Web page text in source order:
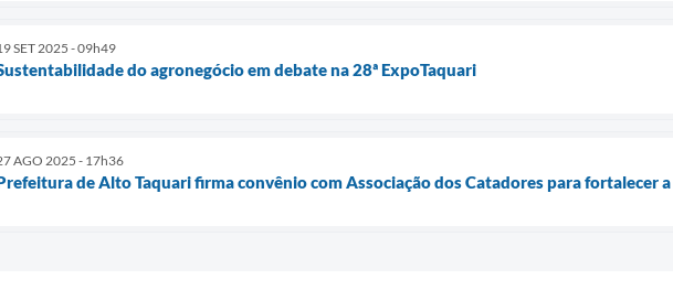
SET 2025 - 09h49
do agronegócio em debate na 28ª ExpoTaquari
AGO 2025 - 17h36
de Alto Taquari firma convênio com Associação dos Catadores para fortalecer